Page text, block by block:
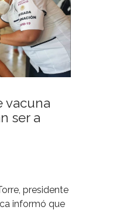
vacuna
ser a
presidente
informó que